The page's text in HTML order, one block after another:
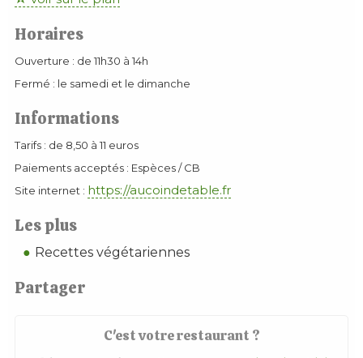
Horaires
Ouverture : de 11h30 à 14h
Fermé : le samedi et le dimanche
Informations
Tarifs : de 8,50 à 11 euros
Paiements acceptés : Espèces / CB
Site internet : https://aucoindetable.fr
Les plus
Recettes végétariennes
Partager
C'est votre restaurant ?